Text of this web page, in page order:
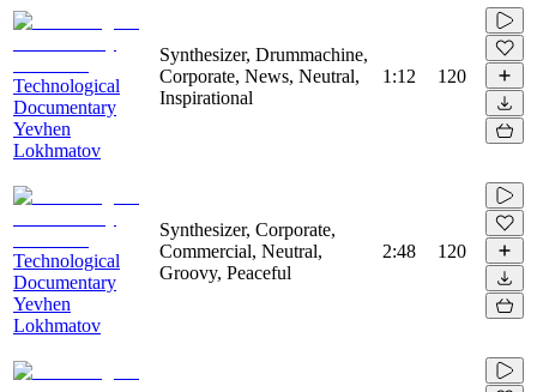
Technological
Documentary
Yevhen
Lokhmatov
Synthesizer, Drummachine,
Corporate, News, Neutral,
Inspirational
1:12 120
Technological
Documentary
Yevhen
Lokhmatov
Synthesizer, Corporate,
Commercial, Neutral,
Groovy, Peaceful
2:48 120